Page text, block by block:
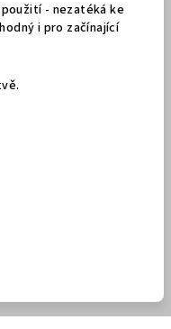
- nezatéká ke
i pro začínající